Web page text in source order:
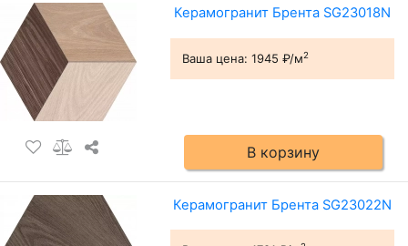
Керамогранит Брента SG23018N
Ваша цена: 1945 ₽/м2
В корзину
Керамогранит Брента SG23022N